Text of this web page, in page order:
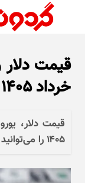
خرداد ۱۴۰۵ + جدول
۱۴۰۵ را می‌توانید در جدول زیر مشاهده کنید.